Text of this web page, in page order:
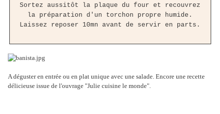
Sortez aussitôt la plaque du four et recouvrez
la préparation d'un torchon propre humide.
Laissez reposer 10mn avant de servir en parts.
A déguster en entrée ou en plat unique avec une salade. Encore une recette
délicieuse issue de l'ouvrage "Julie cuisine le monde".